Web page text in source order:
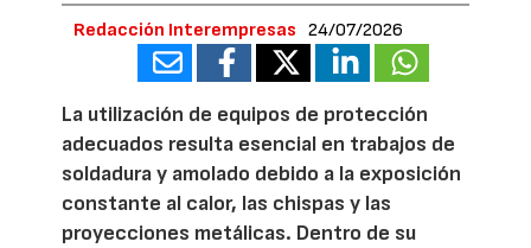
Redacción Interempresas 24/07/2026
La utilización de equipos de protección
adecuados resulta esencial en trabajos de
soldadura y amolado debido a la exposición
constante al calor, las chispas y las
proyecciones metálicas. Dentro de su